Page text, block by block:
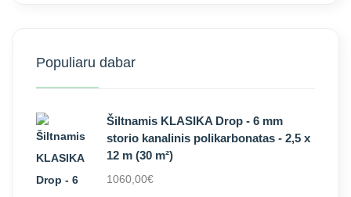
Populiaru dabar
Šiltnamis KLASIKA Drop - 6 mm
storio kanalinis polikarbonatas - 2,5 x
12 m (30 m²)
1060,00€